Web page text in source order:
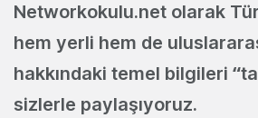
Networkokulu.net olarak
hem yerli hem de
hakkındaki temel bilgileri
sizlerle paylaşıyoruz.